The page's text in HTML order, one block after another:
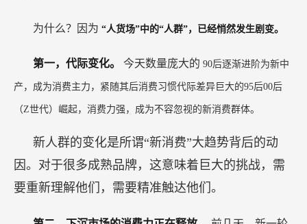
为什么？因为 “人货场”中的“人群”，已经悄然发生剧变。
第一，代际变化。 今天数量庞大的 90后逐渐进阶为新中
产，成为消费主力，紧随其后消费习惯代际差异巨大的95后00后
（Z世代）崛起，消费力强，成为不容忽视的新消费群体。
新人群的变化是所谓“新消费”大趋势背后的动
因。对于很多成熟品牌，这意味着巨大的挑战，需
要重新理解他们，需要精准触达他们。